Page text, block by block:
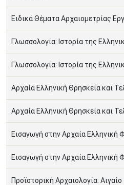
Ειδικά Θέματα Αρχαιομετρίας
Γλωσσολογία: Ιστορία της
Γλωσσολογία: Ιστορία της
Αρχαία Ελληνική Θρησκεία και
Αρχαία Ελληνική Θρησκεία και
Εισαγωγή στην Αρχαία Ελληνική
Εισαγωγή στην Αρχαία Ελληνική
Προϊστορική Αρχαιολογία: